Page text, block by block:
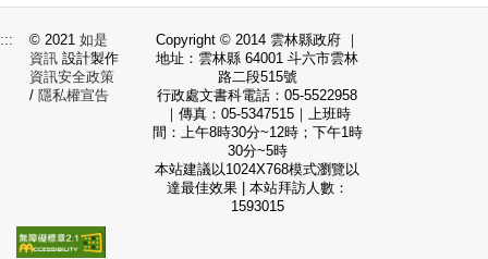
::: © 2021 如是
資訊 設計製作
資訊安全政策
/ 隱私權宣告
Copyright © 2014 雲林縣政府 ｜
地址：雲林縣 64001 斗六市雲林
路二段515號
行政處文書科電話：05-5522958
｜傳真：05-5347515｜上班時
間：上午8時30分~12時；下午1時
30分~5時
本站建議以1024X768模式瀏覽以
達最佳效果 | 本站拜訪人數：
1593015